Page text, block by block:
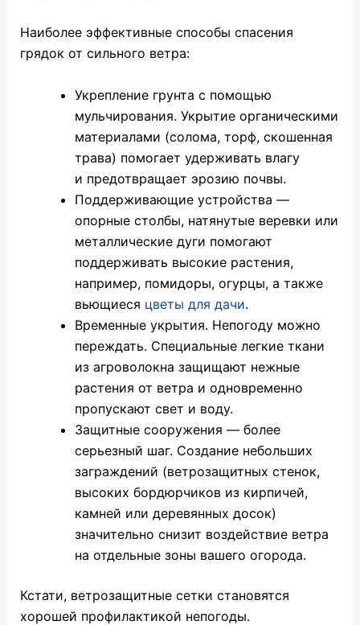
Наиболее эффективные способы спасения
грядок от сильного ветра:
Укрепление грунта с помощью
мульчирования. Укрытие органическими
материалами (солома, торф, скошенная
трава) помогает удерживать влагу
и предотвращает эрозию почвы.
Поддерживающие устройства —
опорные столбы, натянутые веревки или
металлические дуги помогают
поддерживать высокие растения,
например, помидоры, огурцы, а также
вьющиеся цветы для дачи.
Временные укрытия. Непогоду можно
переждать. Специальные легкие ткани
из агроволокна защищают нежные
растения от ветра и одновременно
пропускают свет и воду.
Защитные сооружения — более
серьезный шаг. Создание небольших
заграждений (ветрозащитных стенок,
высоких бордюрчиков из кирпичей,
камней или деревянных досок)
значительно снизит воздействие ветра
на отдельные зоны вашего огорода.
Кстати, ветрозащитные сетки становятся
хорошей профилактикой непогоды.